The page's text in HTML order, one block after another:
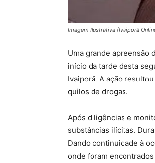
Imagem Ilustrativa (Ivaiporã
Uma grande apreensão
início da tarde desta
Ivaiporã. A ação
quilos de drogas.
Após diligências e
substâncias ilícitas.
Dando continuidade à
onde foram